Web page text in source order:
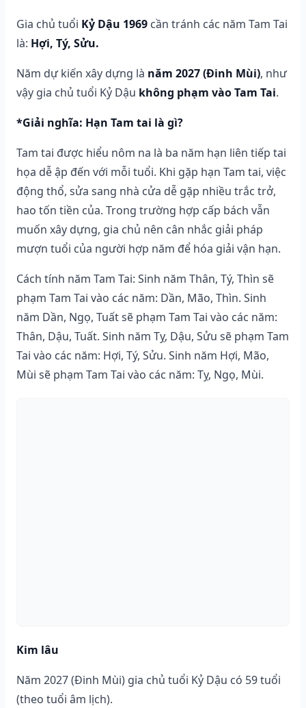
Gia chủ tuổi Kỷ Dậu 1969 cần tránh các năm Tam Tai
là: Hợi, Tý, Sửu.
Năm dự kiến xây dựng là năm 2027 (Đinh Mùi), như
vậy gia chủ tuổi Kỷ Dậu không phạm vào Tam Tai.
*Giải nghĩa: Hạn Tam tai là gì?
Tam tai được hiểu nôm na là ba năm hạn liên tiếp tai
họa dễ ập đến với mỗi tuổi. Khi gặp hạn Tam tai, việc
động thổ, sửa sang nhà cửa dễ gặp nhiều trắc trở,
hao tốn tiền của. Trong trường hợp cấp bách vẫn
muốn xây dựng, gia chủ nên cân nhắc giải pháp
mượn tuổi của người hợp năm để hóa giải vận hạn.
Cách tính năm Tam Tai: Sinh năm Thân, Tý, Thìn sẽ
phạm Tam Tai vào các năm: Dần, Mão, Thìn. Sinh
năm Dần, Ngọ, Tuất sẽ phạm Tam Tai vào các năm:
Thân, Dậu, Tuất. Sinh năm Tỵ, Dậu, Sửu sẽ phạm Tam
Tai vào các năm: Hợi, Tý, Sửu. Sinh năm Hợi, Mão,
Mùi sẽ phạm Tam Tai vào các năm: Tỵ, Ngọ, Mùi.
Kim lâu
Năm 2027 (Đinh Mùi) gia chủ tuổi Kỷ Dậu có 59 tuổi
(theo tuổi âm lịch).